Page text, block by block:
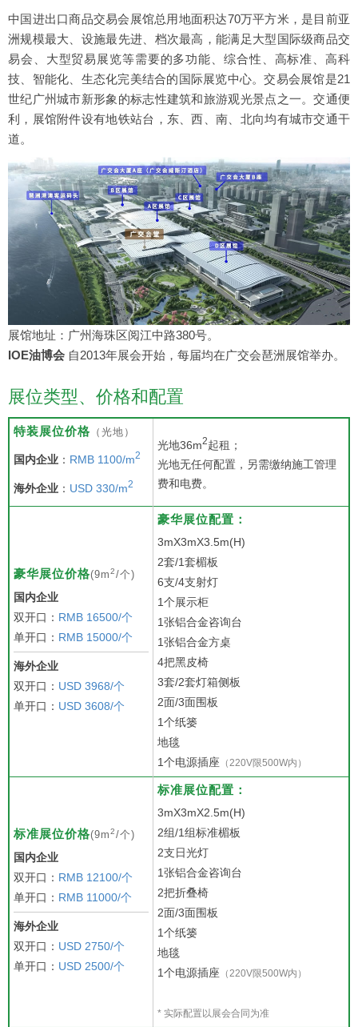
中国进出口商品交易会展馆总用地面积达70万平方米，是目前亚
洲规模最大、设施最先进、档次最高，能满足大型国际级商品交
易会、大型贸易展览等需要的多功能、综合性、高标准、高科
技、智能化、生态化完美结合的国际展览中心。交易会展馆是21
世纪广州城市新形象的标志性建筑和旅游观光景点之一。交通便
利，展馆附件设有地铁站台，东、西、南、北向均有城市交通干
道。
展馆地址：广州海珠区阅江中路380号。
IOE油博会 自2013年展会开始，每届均在广交会琶洲展馆举办。
展位类型、价格和配置
特装展位价格 （光地）
国内企业 ： RMB 1100/m2
海外企业 ： USD 330/m2
光地36m2起租；
光地无任何配置，另需缴纳施工管理
费和电费。
豪华展位价格(9m2/个)
国内企业
双开口： RMB 16500/个
单开口： RMB 15000/个
海外企业
双开口： USD 3968/个
单开口： USD 3608/个
豪华展位配置：
3mX3mX3.5m(H)
2套/1套楣板
6支/4支射灯
1个展示柜
1张铝合金咨询台
1张铝合金方桌
4把黑皮椅
3套/2套灯箱侧板
2面/3面围板
1个纸篓
地毯
1个电源插座 （220V限500W内）
标准展位价格(9m2/个)
国内企业
双开口： RMB 12100/个
单开口： RMB 11000/个
海外企业
双开口： USD 2750/个
单开口： USD 2500/个
标准展位配置：
3mX3mX2.5m(H)
2组/1组标准楣板
2支日光灯
1张铝合金咨询台
2把折叠椅
2面/3面围板
1个纸篓
地毯
1个电源插座 （220V限500W内）
* 实际配置以展会合同为准